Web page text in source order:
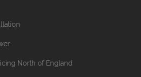
North of England